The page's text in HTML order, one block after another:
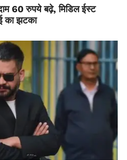
60 रुपये बढ़े, मिडिल ईस्ट
का झटका